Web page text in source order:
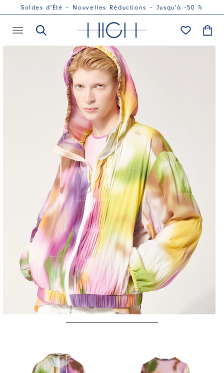
Soldes d'Été – Nouvelles Réductions – Jusqu'à -50 %